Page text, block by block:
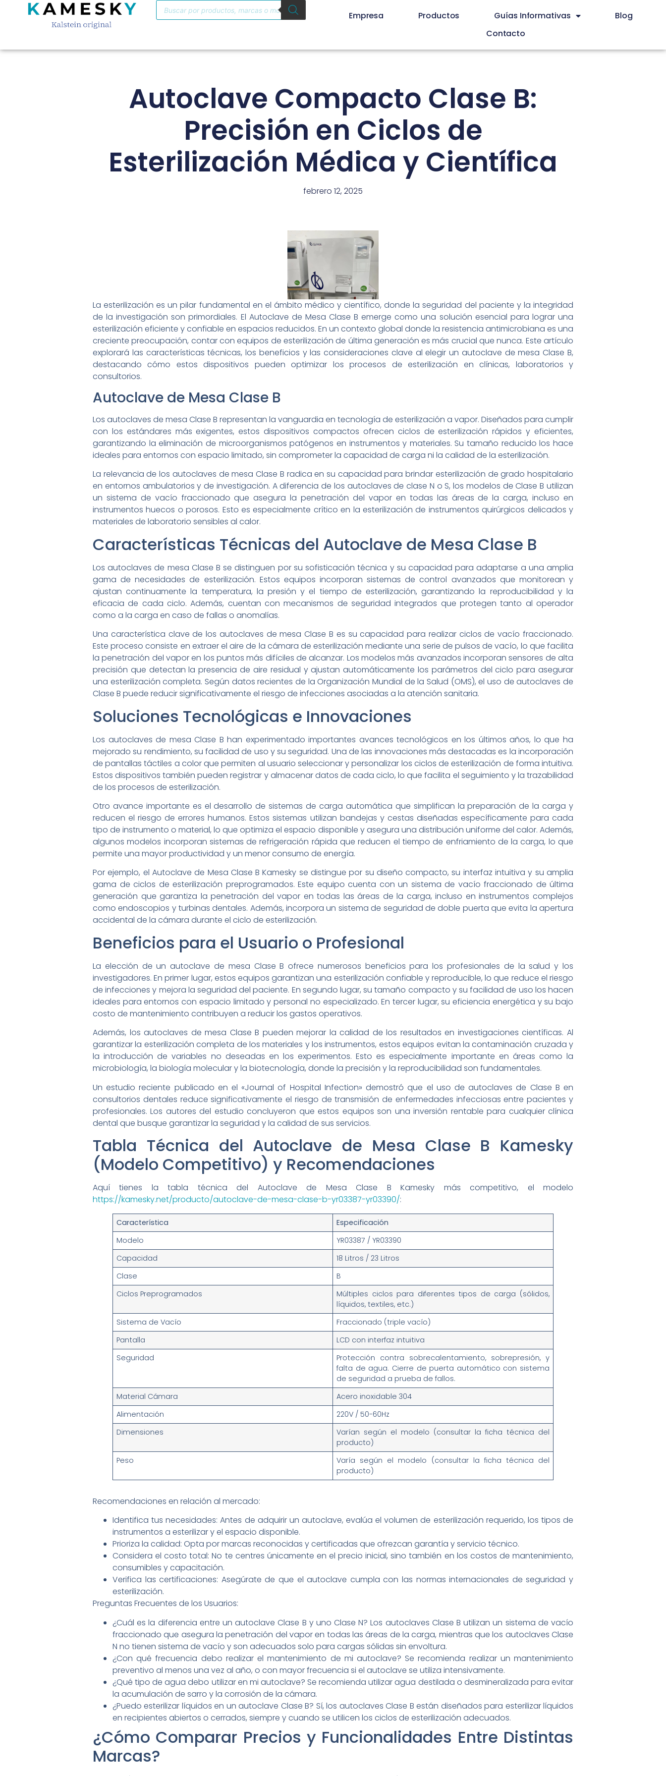
Empresa Productos Guías Informativas
Blog
Contacto
Autoclave Compacto Clase B:
Precisión en Ciclos de
Esterilización Médica y Científica
febrero 12, 2025
La esterilización es un pilar fundamental en el ámbito médico y científico, donde la seguridad del paciente y la integridad
de la investigación son primordiales. El Autoclave de Mesa Clase B emerge como una solución esencial para lograr una
esterilización eficiente y confiable en espacios reducidos. En un contexto global donde la resistencia antimicrobiana es una
creciente preocupación, contar con equipos de esterilización de última generación es más crucial que nunca. Este artículo
explorará las características técnicas, los beneficios y las consideraciones clave al elegir un autoclave de mesa Clase B,
destacando cómo estos dispositivos pueden optimizar los procesos de esterilización en clínicas, laboratorios y
consultorios.
Autoclave de Mesa Clase B
Los autoclaves de mesa Clase B representan la vanguardia en tecnología de esterilización a vapor. Diseñados para cumplir
con los estándares más exigentes, estos dispositivos compactos ofrecen ciclos de esterilización rápidos y eficientes,
garantizando la eliminación de microorganismos patógenos en instrumentos y materiales. Su tamaño reducido los hace
ideales para entornos con espacio limitado, sin comprometer la capacidad de carga ni la calidad de la esterilización.
La relevancia de los autoclaves de mesa Clase B radica en su capacidad para brindar esterilización de grado hospitalario
en entornos ambulatorios y de investigación. A diferencia de los autoclaves de clase N o S, los modelos de Clase B utilizan
un sistema de vacío fraccionado que asegura la penetración del vapor en todas las áreas de la carga, incluso en
instrumentos huecos o porosos. Esto es especialmente crítico en la esterilización de instrumentos quirúrgicos delicados y
materiales de laboratorio sensibles al calor.
Características Técnicas del Autoclave de Mesa Clase B
Los autoclaves de mesa Clase B se distinguen por su sofisticación técnica y su capacidad para adaptarse a una amplia
gama de necesidades de esterilización. Estos equipos incorporan sistemas de control avanzados que monitorean y
ajustan continuamente la temperatura, la presión y el tiempo de esterilización, garantizando la reproducibilidad y la
eficacia de cada ciclo. Además, cuentan con mecanismos de seguridad integrados que protegen tanto al operador
como a la carga en caso de fallas o anomalías.
Una característica clave de los autoclaves de mesa Clase B es su capacidad para realizar ciclos de vacío fraccionado.
Este proceso consiste en extraer el aire de la cámara de esterilización mediante una serie de pulsos de vacío, lo que facilita
la penetración del vapor en los puntos más difíciles de alcanzar. Los modelos más avanzados incorporan sensores de alta
precisión que detectan la presencia de aire residual y ajustan automáticamente los parámetros del ciclo para asegurar
una esterilización completa. Según datos recientes de la Organización Mundial de la Salud (OMS), el uso de autoclaves de
Clase B puede reducir significativamente el riesgo de infecciones asociadas a la atención sanitaria.
Soluciones Tecnológicas e Innovaciones
Los autoclaves de mesa Clase B han experimentado importantes avances tecnológicos en los últimos años, lo que ha
mejorado su rendimiento, su facilidad de uso y su seguridad. Una de las innovaciones más destacadas es la incorporación
de pantallas táctiles a color que permiten al usuario seleccionar y personalizar los ciclos de esterilización de forma intuitiva.
Estos dispositivos también pueden registrar y almacenar datos de cada ciclo, lo que facilita el seguimiento y la trazabilidad
de los procesos de esterilización.
Otro avance importante es el desarrollo de sistemas de carga automática que simplifican la preparación de la carga y
reducen el riesgo de errores humanos. Estos sistemas utilizan bandejas y cestas diseñadas específicamente para cada
tipo de instrumento o material, lo que optimiza el espacio disponible y asegura una distribución uniforme del calor. Además,
algunos modelos incorporan sistemas de refrigeración rápida que reducen el tiempo de enfriamiento de la carga, lo que
permite una mayor productividad y un menor consumo de energía.
Por ejemplo, el Autoclave de Mesa Clase B Kamesky se distingue por su diseño compacto, su interfaz intuitiva y su amplia
gama de ciclos de esterilización preprogramados. Este equipo cuenta con un sistema de vacío fraccionado de última
generación que garantiza la penetración del vapor en todas las áreas de la carga, incluso en instrumentos complejos
como endoscopios y turbinas dentales. Además, incorpora un sistema de seguridad de doble puerta que evita la apertura
accidental de la cámara durante el ciclo de esterilización.
Beneficios para el Usuario o Profesional
La elección de un autoclave de mesa Clase B ofrece numerosos beneficios para los profesionales de la salud y los
investigadores. En primer lugar, estos equipos garantizan una esterilización confiable y reproducible, lo que reduce el riesgo
de infecciones y mejora la seguridad del paciente. En segundo lugar, su tamaño compacto y su facilidad de uso los hacen
ideales para entornos con espacio limitado y personal no especializado. En tercer lugar, su eficiencia energética y su bajo
costo de mantenimiento contribuyen a reducir los gastos operativos.
Además, los autoclaves de mesa Clase B pueden mejorar la calidad de los resultados en investigaciones científicas. Al
garantizar la esterilización completa de los materiales y los instrumentos, estos equipos evitan la contaminación cruzada y
la introducción de variables no deseadas en los experimentos. Esto es especialmente importante en áreas como la
microbiología, la biología molecular y la biotecnología, donde la precisión y la reproducibilidad son fundamentales.
Un estudio reciente publicado en el «Journal of Hospital Infection» demostró que el uso de autoclaves de Clase B en
consultorios dentales reduce significativamente el riesgo de transmisión de enfermedades infecciosas entre pacientes y
profesionales. Los autores del estudio concluyeron que estos equipos son una inversión rentable para cualquier clínica
dental que busque garantizar la seguridad y la calidad de sus servicios.
Tabla Técnica del Autoclave de Mesa Clase B Kamesky
(Modelo Competitivo) y Recomendaciones
Aquí tienes la tabla técnica del Autoclave de Mesa Clase B Kamesky más competitivo, el modelo
https://kamesky.net/producto/autoclave-de-mesa-clase-b-yr03387-yr03390/:
Característica
Especificación
Modelo
YR03387 / YR03390
Capacidad
18 Litros / 23 Litros
Clase
B
Ciclos Preprogramados
Múltiples ciclos para diferentes tipos de carga (sólidos,
líquidos, textiles, etc.)
Sistema de Vacío
Fraccionado (triple vacío)
Pantalla
LCD con interfaz intuitiva
Seguridad
Protección contra sobrecalentamiento, sobrepresión, y
falta de agua. Cierre de puerta automático con sistema
de seguridad a prueba de fallos.
Material Cámara
Acero inoxidable 304
Alimentación
220V / 50-60Hz
Dimensiones
Varían según el modelo (consultar la ficha técnica del
producto)
Peso
Varía según el modelo (consultar la ficha técnica del
producto)
Recomendaciones en relación al mercado:
Identifica tus necesidades: Antes de adquirir un autoclave, evalúa el volumen de esterilización requerido, los tipos de
instrumentos a esterilizar y el espacio disponible.
Prioriza la calidad: Opta por marcas reconocidas y certificadas que ofrezcan garantía y servicio técnico.
Considera el costo total: No te centres únicamente en el precio inicial, sino también en los costos de mantenimiento,
consumibles y capacitación.
Verifica las certificaciones: Asegúrate de que el autoclave cumpla con las normas internacionales de seguridad y
esterilización.
Preguntas Frecuentes de los Usuarios:
¿Cuál es la diferencia entre un autoclave Clase B y uno Clase N? Los autoclaves Clase B utilizan un sistema de vacío
fraccionado que asegura la penetración del vapor en todas las áreas de la carga, mientras que los autoclaves Clase
N no tienen sistema de vacío y son adecuados solo para cargas sólidas sin envoltura.
¿Con qué frecuencia debo realizar el mantenimiento de mi autoclave? Se recomienda realizar un mantenimiento
preventivo al menos una vez al año, o con mayor frecuencia si el autoclave se utiliza intensivamente.
¿Qué tipo de agua debo utilizar en mi autoclave? Se recomienda utilizar agua destilada o desmineralizada para evitar
la acumulación de sarro y la corrosión de la cámara.
¿Puedo esterilizar líquidos en un autoclave Clase B? Sí, los autoclaves Clase B están diseñados para esterilizar líquidos
en recipientes abiertos o cerrados, siempre y cuando se utilicen los ciclos de esterilización adecuados.
¿Cómo Comparar Precios y Funcionalidades Entre Distintas
Marcas?